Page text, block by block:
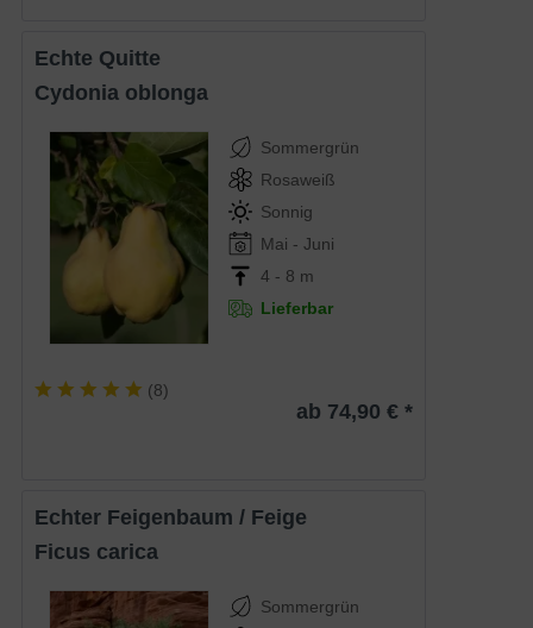
Echte Quitte
Cydonia oblonga
Sommergrün
Rosaweiß
Sonnig
Mai - Juni
4 - 8 m
Lieferbar
(8)
ab 74,90 € *
Echter Feigenbaum / Feige
Ficus carica
Sommergrün